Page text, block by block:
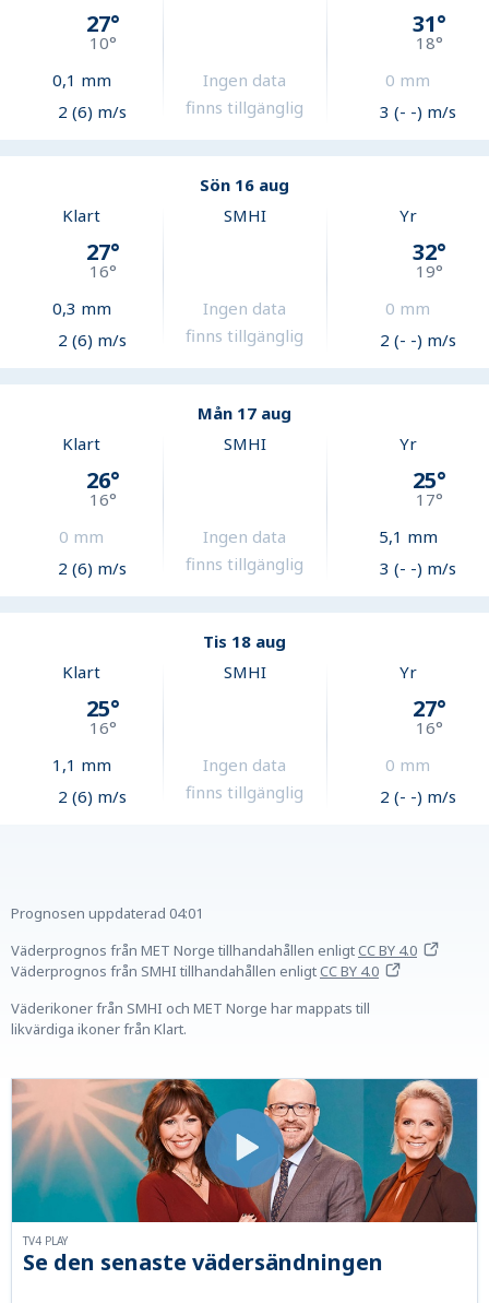
27°
10°
0,1 mm
2 (6) m/s
Ingen data
finns tillgänglig
31°
18°
0 mm
3 (- -) m/s
Sön 16 aug
Klart
27°
16°
0,3 mm
2 (6) m/s
SMHI
Ingen data
finns tillgänglig
Yr
32°
19°
0 mm
2 (- -) m/s
Mån 17 aug
Klart
26°
16°
0 mm
2 (6) m/s
SMHI
Ingen data
finns tillgänglig
Yr
25°
17°
5,1 mm
3 (- -) m/s
Tis 18 aug
Klart
25°
16°
1,1 mm
2 (6) m/s
SMHI
Ingen data
finns tillgänglig
Yr
27°
16°
0 mm
2 (- -) m/s
Prognosen uppdaterad 04:01
Väderprognos från MET Norge tillhandahållen enligtCC BY 4.0
Väderprognos från SMHI tillhandahållen enligtCC BY 4.0
Väderikoner från SMHI och MET Norge har mappats till
likvärdiga ikoner från Klart.
Se den senaste vädersändningen
TV4 PLAY